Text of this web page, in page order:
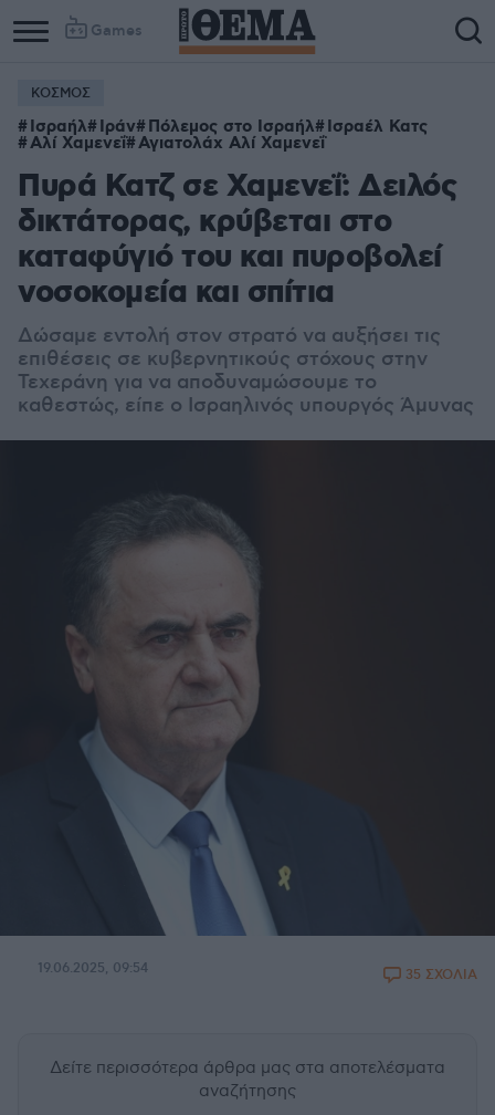
Games
Column
1
Column
2
ΚΟΣΜΟΣ
Ισραήλ Ιράν Πόλεμος στο Ισραήλ Ισραέλ Κατς
Αλί Χαμενεΐ Αγιατολάχ Αλί Χαμενεΐ
Πυρά Κατζ σε Χαμενεΐ: Δειλός
δικτάτορας, κρύβεται στο
καταφύγιό του και πυροβολεί
νοσοκομεία και σπίτια
Δώσαμε εντολή στον στρατό να αυξήσει τις
επιθέσεις σε κυβερνητικούς στόχους στην
Τεχεράνη για να αποδυναμώσουμε το
καθεστώς, είπε ο Ισραηλινός υπουργός Άμυνας
19.06.2025, 09:54 35 ΣΧΟΛΙΑ
Δείτε περισσότερα άρθρα μας στα αποτελέσματα
αναζήτησης